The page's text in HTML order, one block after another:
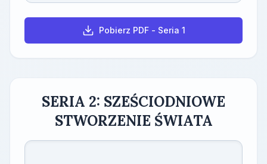
Pobierz PDF - Seria 1
SERIA 2: SZEŚCIODNIOWE
STWORZENIE ŚWIATA